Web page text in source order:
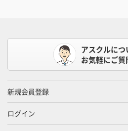
アスクルにつ
お気軽にご質
新規会員登録
ログイン